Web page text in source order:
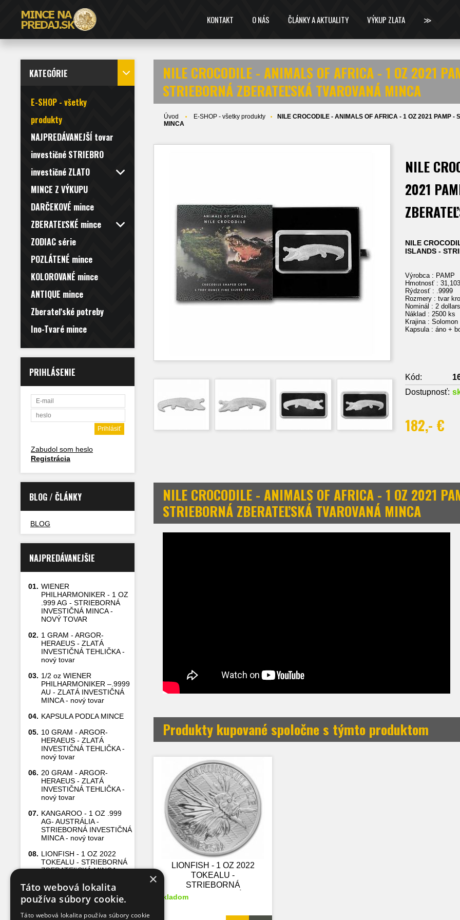
KONTAKT O NÁS ČLÁNKY A AKTUALITY VÝKUP ZLATA ≫
KATEGÓRIE
E-SHOP - všetky
produkty
NAJPREDÁVANEJŠÍ tovar
investičné STRIEBRO
investičné ZLATO
MINCE Z VÝKUPU
DARČEKOVÉ mince
ZBERATEĽSKÉ mince
ZODIAC série
POZLÁTENÉ mince
KOLOROVANÉ mince
ANTIQUE mince
Zberateľské potreby
Ino-Tvaré mince
PRIHLÁSENIE
Zabudol som heslo
Registrácia
BLOG / ČLÁNKY
BLOG
NAJPREDÁVANEJŠIE
01. WIENER
PHILHARMONIKER - 1 OZ
.999 AG - STRIEBORNÁ
INVESTIČNÁ MINCA -
NOVÝ TOVAR
02. 1 GRAM - ARGOR-
HERAEUS - ZLATÁ
INVESTIČNÁ TEHLIČKA -
nový tovar
03. 1/2 oz WIENER
PHILHARMONIKER –.9999
AU - ZLATÁ INVESTIČNÁ
MINCA - nový tovar
04. KAPSULA PODĽA MINCE
05. 10 GRAM - ARGOR-
HERAEUS - ZLATÁ
INVESTIČNÁ TEHLIČKA -
nový tovar
06. 20 GRAM - ARGOR-
HERAEUS - ZLATÁ
INVESTIČNÁ TEHLIČKA -
nový tovar
07. KANGAROO - 1 OZ .999
AG- AUSTRÁLIA -
STRIEBORNÁ INVESTIČNÁ
MINCA - nový tovar
08. LIONFISH - 1 OZ 2022
TOKEALU - STRIEBORNÁ
ZBERATEĽSKÁ MINCA
09.
5 GRAM - ARGOR-
HERAEUS - ZLATÁ
INVESTIČNÁ TEHLIČKA -
NILE CROCODILE - ANIMALS OF AFRICA - 1 OZ 2021
STRIEBORNÁ ZBERATEĽSKÁ TVAROVANÁ MINCA
Úvod E-SHOP - všetky produkty
NILE CROCODILE - ANIMALS OF AFRICA - 1 OZ 2021 PAMP
MINCA
NILE
2021
NILE
ISLANDS -
Výrobca : PAMP
Hmotnosť :
Rýdzosť : .9999
Rozmery : tvar
Nominál : 2 dollars
Náklad : 2500 ks
Krajina : Solomon
Kapsula : áno +
Kód:
Dostupnosť:
182,- €
NILE CROCODILE - ANIMALS OF AFRICA - 1 OZ 2021
STRIEBORNÁ ZBERATEĽSKÁ TVAROVANÁ MINCA
Produkty kupované spoločne s týmto produktom
LIONFISH - 1 OZ 2022
TOKEALU -
STRIEBORNÁ
ZBERATEĽSKÁ
skladom
×
Táto webová lokalita
používa súbory cookie.
Táto webová lokalita používa súbory cookie